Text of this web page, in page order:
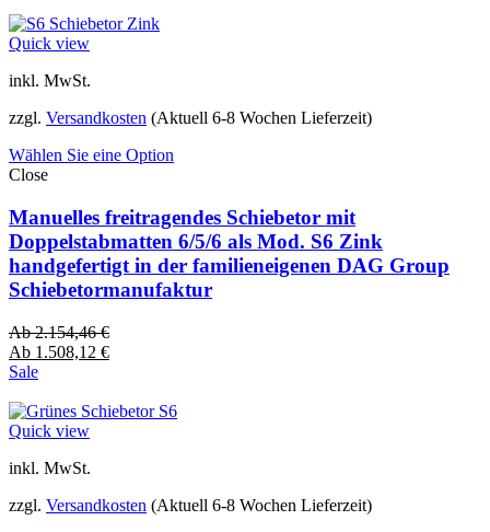
Quick view
inkl. MwSt.
zzgl. Versandkosten (Aktuell 6-8 Wochen Lieferzeit)
Wählen Sie eine Option
Close
Manuelles freitragendes Schiebetor mit
Doppelstabmatten 6/5/6 als Mod. S6 Zink
handgefertigt in der familieneigenen DAG Group
Schiebetormanufaktur
Ab2.154,46€
Ab 1.508,12 €
Sale
Quick view
inkl. MwSt.
zzgl. Versandkosten (Aktuell 6-8 Wochen Lieferzeit)